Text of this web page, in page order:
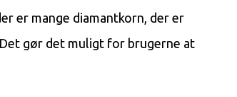
er mange diamantkorn, der er
gør det muligt for brugerne at